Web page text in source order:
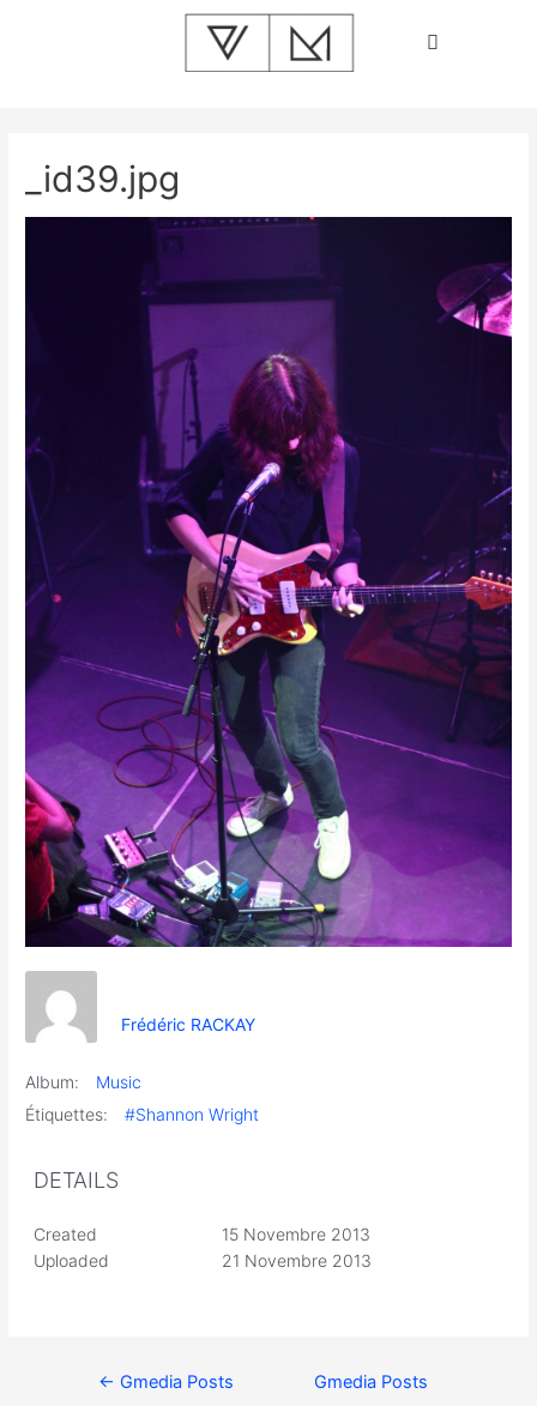
_id39.jpg
Frédéric RACKAY
Album:
Music
Étiquettes:
#Shannon Wright
DETAILS
Created
15 Novembre 2013
Uploaded
21 Novembre 2013
← Gmedia Posts
Gmedia Posts